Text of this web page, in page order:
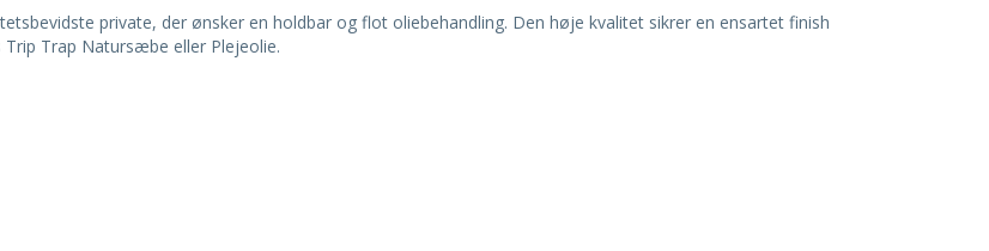
private, der ønsker en holdbar og flot oliebehandling. Den høje kvalitet sikrer en ensartet finish
Trap Natursæbe eller Plejeolie.